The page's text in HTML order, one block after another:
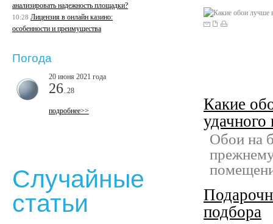
Какие
Обои на
подбора
анализировать надежность площадки?
10:28 Лицензия в онлайн казино:
особенности и преимущества
Погода
20 июня 2021 года
26 ..28
подробнее>>
Случайные
статьи